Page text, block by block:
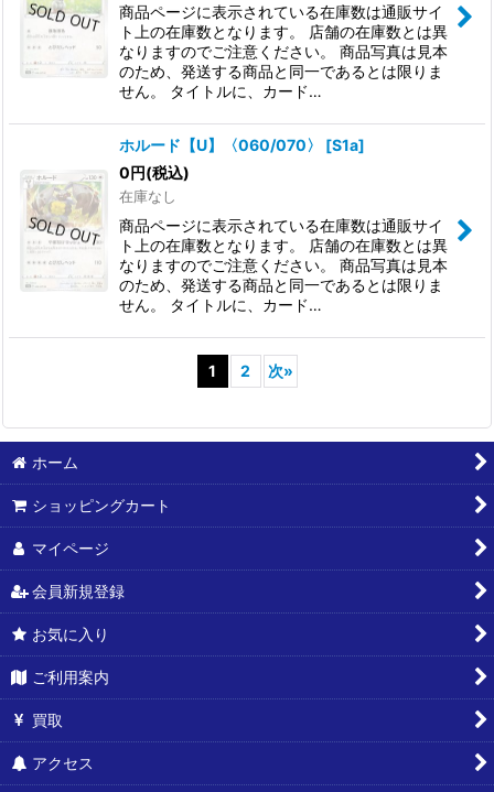
商品ページに表示されている在庫数は通販サイ
ト上の在庫数となります。 店舗の在庫数とは異
なりますのでご注意ください。 商品写真は見本
のため、発送する商品と同一であるとは限りま
せん。 タイトルに、カード…
ホルード【U】〈060/070〉 [S1a]
0円(税込)
在庫なし
商品ページに表示されている在庫数は通販サイ
ト上の在庫数となります。 店舗の在庫数とは異
なりますのでご注意ください。 商品写真は見本
のため、発送する商品と同一であるとは限りま
せん。 タイトルに、カード…
1 2 次»
ホーム
ショッピングカート
マイページ
会員新規登録
お気に入り
ご利用案内
買取
アクセス